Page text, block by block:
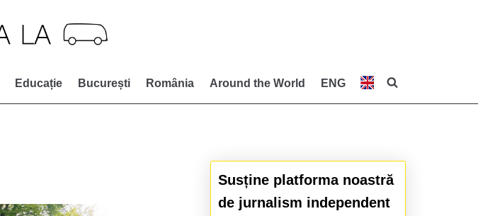
Educație București România Around the World ENG
Susține platforma noastră
de jurnalism independent